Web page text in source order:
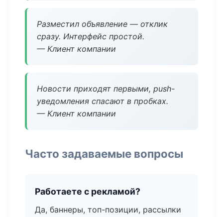
Разместил объявление — отклик
сразу. Интерфейс простой.
— Клиент компании
Новости приходят первыми, push-
уведомления спасают в пробках.
— Клиент компании
Часто задаваемые вопросы
Работаете с рекламой?
Да, баннеры, топ-позиции, рассылки